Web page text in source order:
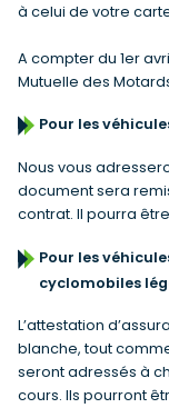
à celui de votre
A compter du 1er
Mutuelle des
Pour les
Nous vous
document sera
contrat. Il pourra
Pour les
cyclomobiles
L’attestation
blanche, tout
seront adressés à
cours. Ils pourront